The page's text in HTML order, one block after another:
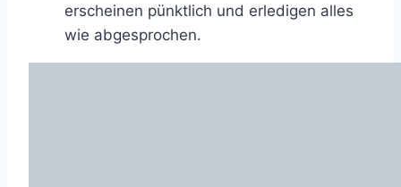
erscheinen pünktlich und erledigen alles
wie abgesprochen.